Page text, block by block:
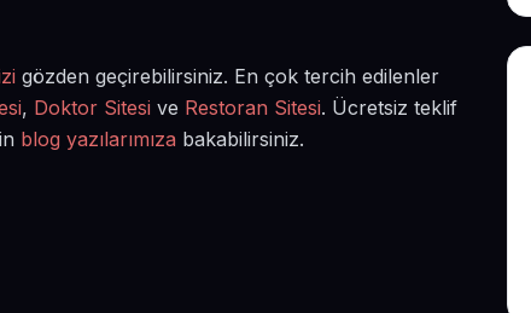
gözden geçirebilirsiniz. En çok tercih edilenler
, Doktor Sitesi ve Restoran Sitesi. Ücretsiz teklif
blog yazılarımıza bakabilirsiniz.